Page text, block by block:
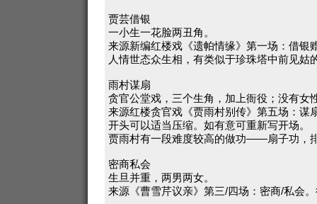
贾芸借银
一小生一花脸两丑角。
来源新编红楼戏《遗帕情缘》第一场：借银
人情世态众生相，有类似于珍珠塔中前见姑
雨村谋扇
贪官公堂戏，三个生角，加上衙役；没有女
来源红楼贪官戏《贾雨村别传》第五场：谋
开头可以适当压缩。如有意可重新写开场。
贾雨村有一段难度较高的做功——扇子功，
密商私会
生旦并重，两男两女。
来源《曹雪芹议亲》第三/四场：密商/私会